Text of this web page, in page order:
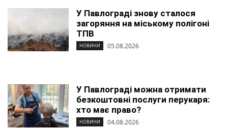
У Павлограді знову сталося
загоряння на міському полігоні
ТПВ
НОВИНИ 05.08.2026
У Павлограді можна отримати
безкоштовні послуги перукаря:
хто має право?
НОВИНИ 04.08.2026